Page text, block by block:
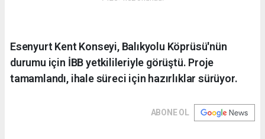
Esenyurt Kent Konseyi, Balıkyolu Köprüsü'nün
durumu için İBB yetkilileriyle görüştü. Proje
tamamlandı, ihale süreci için hazırlıklar sürüyor.
ABONE OL